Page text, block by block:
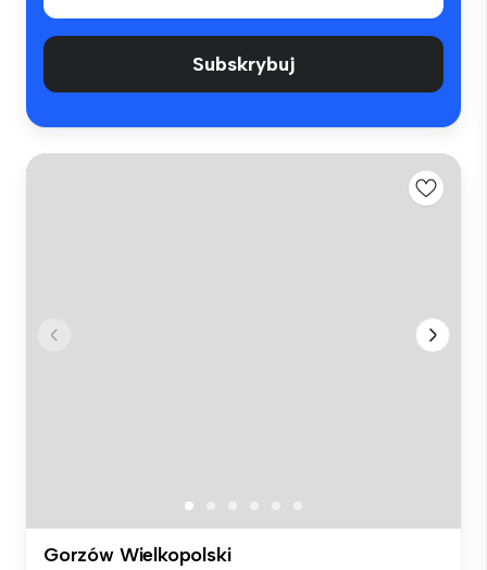
Subskrybuj
Gorzów Wielkopolski